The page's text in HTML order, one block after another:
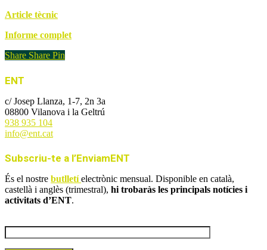
Article tècnic
Informe complet
Share Share Pin
ENT
c/ Josep Llanza, 1-7, 2n 3a
08800 Vilanova i la Geltrú
938 935 104
info@ent.cat
Subscriu-te a l’EnviamENT
És el nostre butlletí electrònic mensual. Disponible en català,
castellà i anglès (trimestral), hi trobaràs les principals notícies i
activitats d’ENT.